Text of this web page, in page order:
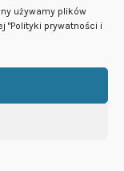
używamy plików
"Polityki prywatności i
zgodnego z
& RODO &